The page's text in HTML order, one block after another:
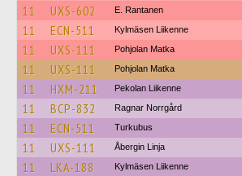
11 UXS-602 E. Rantanen
11 ECN-511 Kylmäsen Liikenne
11 UXS-111 Pohjolan Matka
11 UXS-111 Pohjolan Matka
11 HXM-211 Pekolan Liikenne
11 BCP-832 Ragnar Norrgård
11 ECN-511 Turkubus
11 UXS-111 Åbergin Linja
11 LKA-188 Kylmäsen Liikenne